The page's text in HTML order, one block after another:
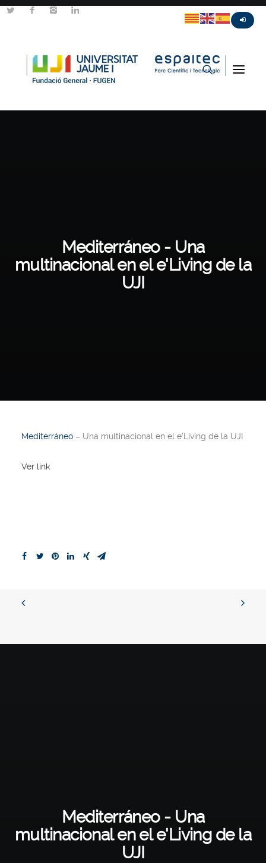
Mediterráneo - Una
multinacional en el e'Living de la
UJI
Mediterráneo – Una multinacional en el e'Living de la UJI
Ver link
Mediterráneo - Una
multinacional en el e'Living de la
UJI